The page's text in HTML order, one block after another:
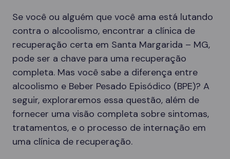
Se você ou alguém que você ama está lutando
contra o alcoolismo, encontrar a clínica de
recuperação certa em Santa Margarida – MG,
pode ser a chave para uma recuperação
completa. Mas você sabe a diferença entre
alcoolismo e Beber Pesado Episódico (BPE)? A
seguir, exploraremos essa questão, além de
fornecer uma visão completa sobre sintomas,
tratamentos, e o processo de internação em
uma clínica de recuperação.